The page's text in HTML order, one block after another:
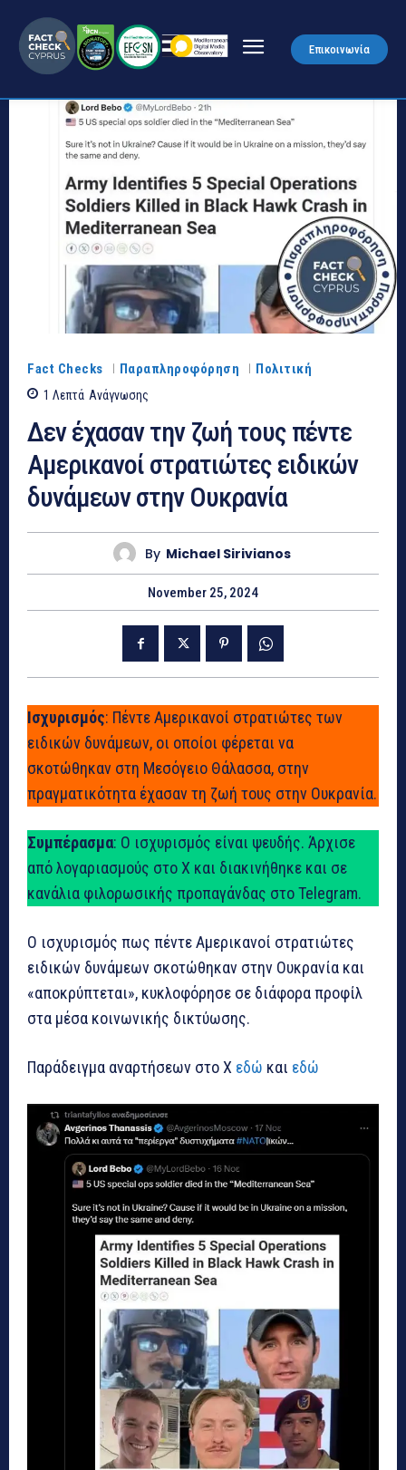
Επικοινωνία
Fact Checks Παραπληροφόρηση Πολιτική
1 Λεπτά Ανάγνωσης
Δεν έχασαν την ζωή τους πέντε
Αμερικανοί στρατιώτες ειδικών
δυνάμεων στην Ουκρανία
By Michael Sirivianos
November 25, 2024
Ισχυρισμός: Πέντε Αμερικανοί στρατιώτες των
ειδικών δυνάμεων, οι οποίοι φέρεται να
σκοτώθηκαν στη Μεσόγειο Θάλασσα, στην
πραγματικότητα έχασαν τη ζωή τους στην Ουκρανία.
Συμπέρασμα: Ο ισχυρισμός είναι ψευδής. Άρχισε
από λογαριασμούς στο X και διακινήθηκε και σε
κανάλια φιλορωσικής προπαγάνδας στο Telegram.
Ο ισχυρισμός πως πέντε Αμερικανοί στρατιώτες
ειδικών δυνάμεων σκοτώθηκαν στην Ουκρανία και
«αποκρύπτεται», κυκλοφόρησε σε διάφορα προφίλ
στα μέσα κοινωνικής δικτύωσης.
Παράδειγμα αναρτήσεων στο X εδώ και εδώ